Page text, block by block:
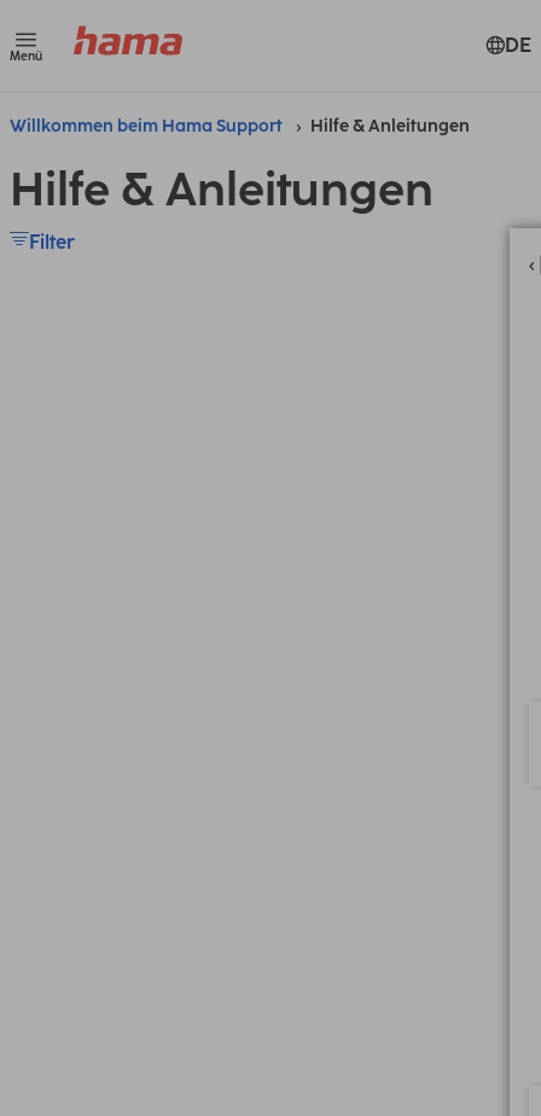
Menü DE
Willkommen beim Hama Support Hilfe & Anleitungen
Hilfe & Anleitungen
Filter